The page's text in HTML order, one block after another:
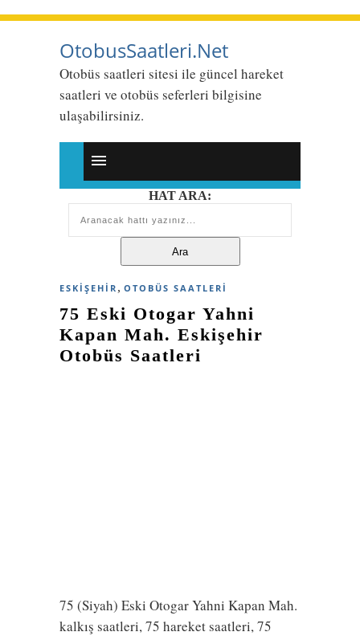
OtobusSaatleri.Net
Otobüs saatleri sitesi ile güncel hareket
saatleri ve otobüs seferleri bilgisine
ulaşabilirsiniz.
HAT ARA:
ESKIŞEHIR , OTOBÜS SAATLERI
75 Eski Otogar Yahni
Kapan Mah. Eskişehir
Otobüs Saatleri
75 (Siyah) Eski Otogar Yahni Kapan Mah.
kalkış saatleri, 75 hareket saatleri, 75